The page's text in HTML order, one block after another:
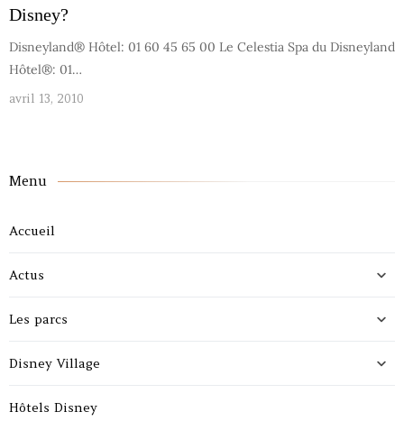
Disney?
Disneyland® Hôtel: 01 60 45 65 00 Le Celestia Spa du Disneyland
Hôtel®: 01…
avril 13, 2010
Menu
Accueil
Actus
Les parcs
Disney Village
Hôtels Disney